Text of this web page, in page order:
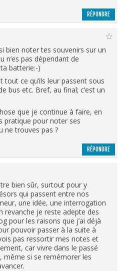
RÉPONDRE
bien noter tes souvenirs sur un
n’es pas dépendant de
batterie:-)
tout ce qu’ils leur passent sous
bus etc. Bref, au final; c’est un
que je continue à faire, en
pratique pour noter ses
ne trouves pas ?
RÉPONDRE
bien sûr, surtout pour y
qui passent entre nos
une idée, une interrogation
revanche je reste adepte des
pour les raisons que j’ai déjà
pouvoir passer à la suite à
pas ressortir mes notes et
car vivre dans le passé
même si se remémorer les